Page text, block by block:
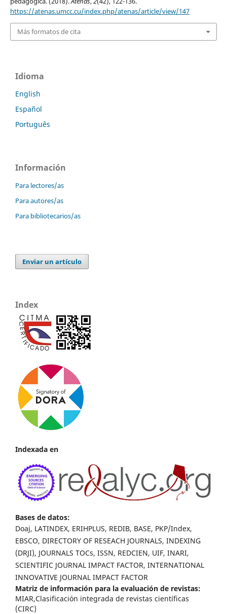
https://atenas.umcc.cu/index.php/atenas/article/view/147
Más formatos de cita
Idioma
English
Español
Português
Información
Para lectores/as
Para autores/as
Para bibliotecarios/as
Enviar un artículo
Index
Indexada en
Bases de datos:
Doaj, LATINDEX, ERIHPLUS, REDIB, BASE, PKP/Index,
EBSCO, DIRECTORY OF RESEACH JOURNALS, INDEXING
(DRJI), JOURNALS TOCs, ISSN, REDCIEN, UIF, INARI,
SCIENTIFIC JOURNAL IMPACT FACTOR, INTERNATIONAL
INNOVATIVE JOURNAL IMPACT FACTOR
Matriz de información para la evaluación de revistas:
MIAR,Clasificación integrada de revistas científicas
(CIRC)